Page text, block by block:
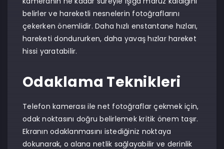
belirler ve hareketli nesnelerin fotoğraflarını
çekerken önemlidir. Daha hızlı enstantane hızları,
hareketi dondururken, daha yavaş hızlar hareket
hissi yaratabilir.
Odaklama Teknikleri
Telefon kamerası ile net fotoğraflar çekmek için,
odak noktasını doğru belirlemek kritik önem taşır.
Ekranın odaklanmasını istediğiniz noktaya
dokunarak, o alana netlik sağlayabilir ve derinlik